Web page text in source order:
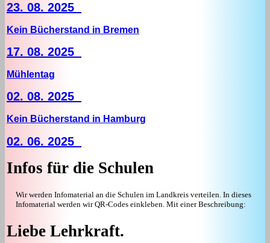
23. 08. 2025
Kein Bücherstand in Bremen
17. 08. 2025
Mühlentag
02. 08. 2025
Kein Bücherstand in Hamburg
02. 06. 2025
Infos für die Schulen
Wir werden Infomaterial an die Schulen im Landkreis verteilen. In dieses
Infomaterial werden wir QR-Codes einkleben. Mit einer Beschreibung:
Liebe Lehrkraft.